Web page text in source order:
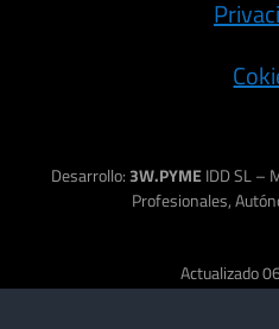
Desarrollo: 3W.PYMEIDD SL –
Profesionales,
Actualizado